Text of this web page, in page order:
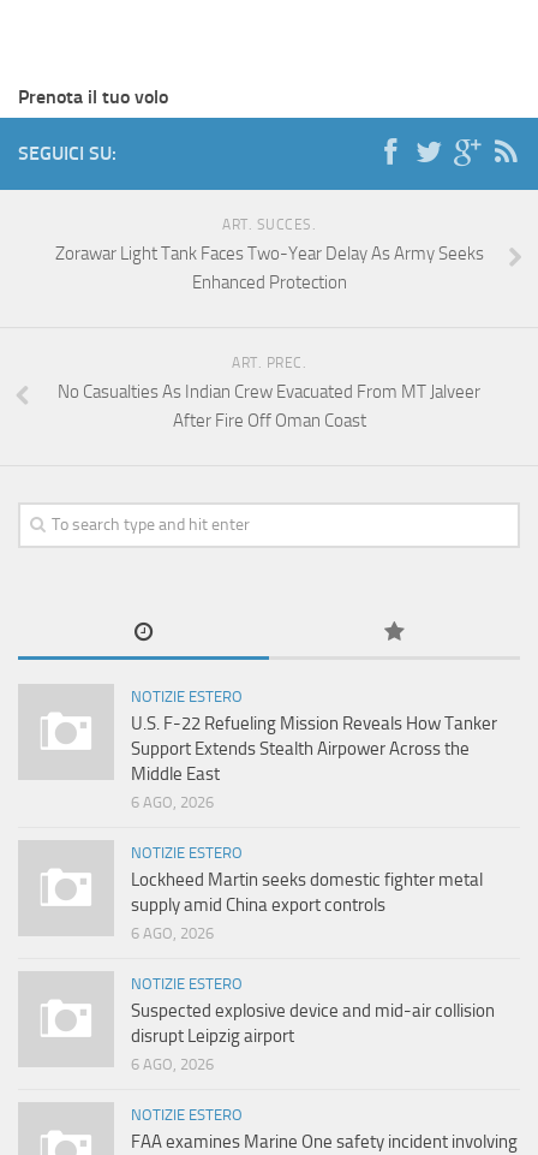
Prenota il tuo volo
SEGUICI SU:
ART. SUCCES.
Zorawar Light Tank Faces Two-Year Delay As Army Seeks
Enhanced Protection
ART. PREC.
No Casualties As Indian Crew Evacuated From MT Jalveer
After Fire Off Oman Coast
NOTIZIE ESTERO
U.S. F-22 Refueling Mission Reveals How Tanker
Support Extends Stealth Airpower Across the
Middle East
6 AGO, 2026
NOTIZIE ESTERO
Lockheed Martin seeks domestic fighter metal
supply amid China export controls
6 AGO, 2026
NOTIZIE ESTERO
Suspected explosive device and mid-air collision
disrupt Leipzig airport
6 AGO, 2026
NOTIZIE ESTERO
FAA examines Marine One safety incident involving